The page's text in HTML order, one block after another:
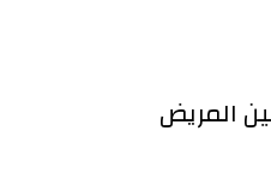
المريض